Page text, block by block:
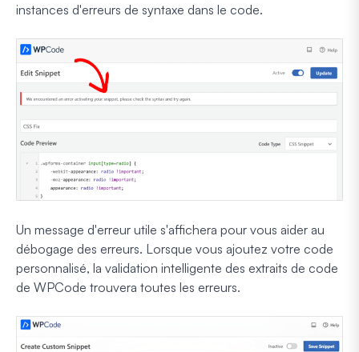
instances d'erreurs de syntaxe dans le code.
Un message d'erreur utile s'affichera pour vous aider au
débogage des erreurs. Lorsque vous ajoutez votre code
personnalisé, la validation intelligente des extraits de code
de WPCode trouvera toutes les erreurs.